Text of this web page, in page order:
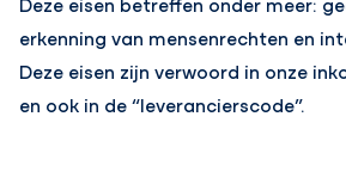
erkenning van mensenrechten en
Deze eisen zijn verwoord in onze
en ook in de “leverancierscode”.